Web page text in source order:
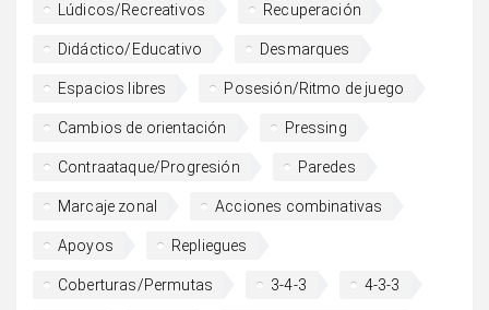
Lúdicos/Recreativos Recuperación
Didáctico/Educativo Desmarques
Espacios libres Posesión/Ritmo de juego
Cambios de orientación Pressing
Contraataque/Progresión Paredes
Marcaje zonal Acciones combinativas
Apoyos Repliegues
Coberturas/Permutas 3-4-3 4-3-3